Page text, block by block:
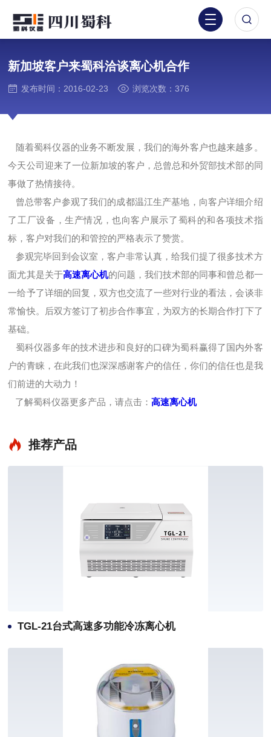
新加坡客户来蜀科洽谈离心机合作
发布时间：2016-02-23 浏览次数：376
随着蜀科仪器的业务不断发展，我们的海外客户也越来越多。
今天公司迎来了一位新加坡的客户，总曾总和外贸部技术部的同
事做了热情接待。
曾总带客户参观了我们的成都温江生产基地，向客户详细介绍
了工厂设备，生产情况，也向客户展示了蜀科的和各项技术指
标，客户对我们的和管控的严格表示了赞赏。
参观完毕回到会议室，客户非常认真，给我们提了很多技术方
面尤其是关于高速离心机的问题，我们技术部的同事和曾总都一
一给予了详细的回复，双方也交流了一些对行业的看法，会谈非
常愉快。后双方签订了初步合作事宜，为双方的长期合作打下了
基础。
蜀科仪器多年的技术进步和良好的口碑为蜀科赢得了国内外客
户的青睐，在此我们也深深感谢客户的信任，你们的信任也是我
们前进的大动力！
了解蜀科仪器更多产品，请点击：高速离心机
推荐产品
TGL-21台式高速多功能冷冻离心机